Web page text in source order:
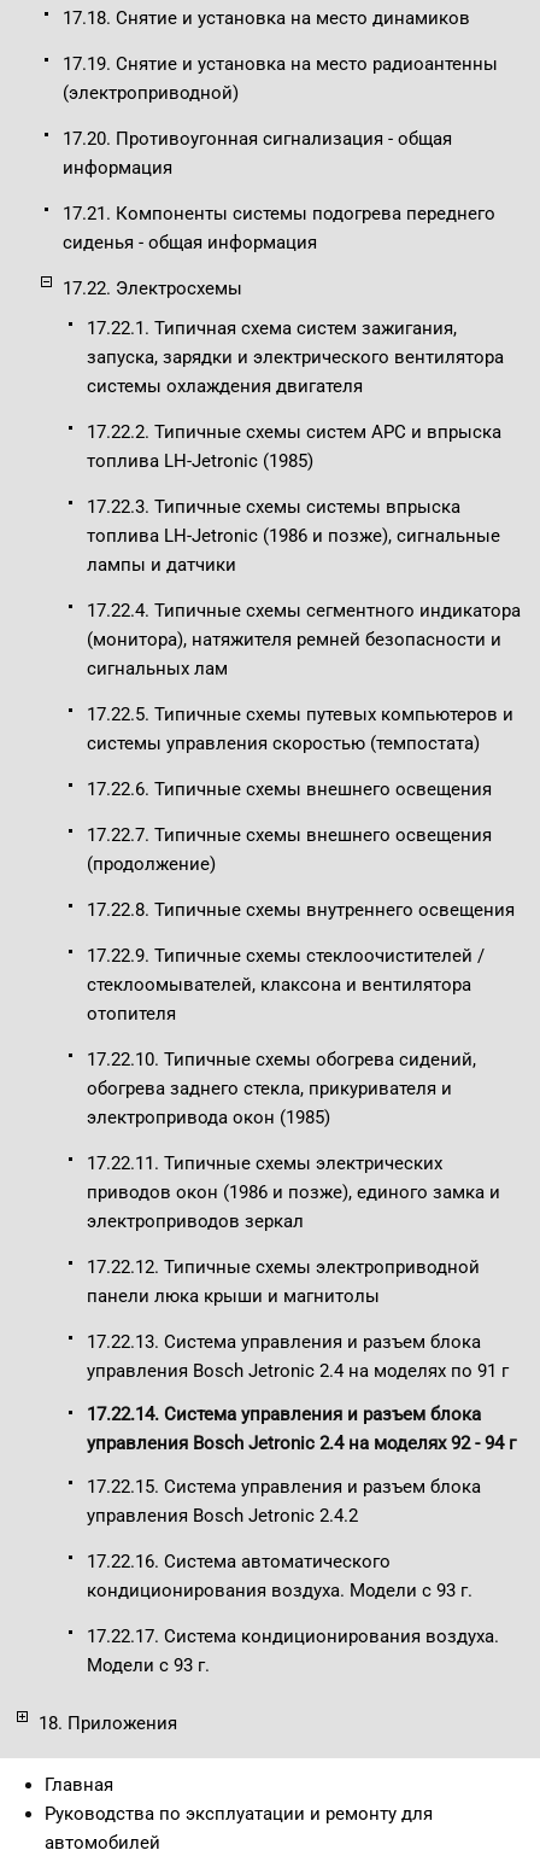
17.18. Снятие и установка на место динамиков
17.19. Снятие и установка на место радиоантенны
(электроприводной)
17.20. Противоугонная сигнализация - общая
информация
17.21. Компоненты системы подогрева переднего
сиденья - общая информация
17.22. Электросхемы
17.22.1. Типичная схема систем зажигания,
запуска, зарядки и электрического вентилятора
системы охлаждения двигателя
17.22.2. Типичные схемы систем APC и впрыска
топлива LH-Jetronic (1985)
17.22.3. Типичные схемы системы впрыска
топлива LH-Jetronic (1986 и позже), сигнальные
лампы и датчики
17.22.4. Типичные схемы сегментного индикатора
(монитора), натяжителя ремней безопасности и
сигнальных лам
17.22.5. Типичные схемы путевых компьютеров и
системы управления скоростью (темпостата)
17.22.6. Типичные схемы внешнего освещения
17.22.7. Типичные схемы внешнего освещения
(продолжение)
17.22.8. Типичные схемы внутреннего освещения
17.22.9. Типичные схемы стеклоочистителей /
стеклоомывателей, клаксона и вентилятора
отопителя
17.22.10. Типичные схемы обогрева сидений,
обогрева заднего стекла, прикуривателя и
электропривода окон (1985)
17.22.11. Типичные схемы электрических
приводов окон (1986 и позже), единого замка и
электроприводов зеркал
17.22.12. Типичные схемы электроприводной
панели люка крыши и магнитолы
17.22.13. Система управления и разъем блока
управления Bosch Jetronic 2.4 на моделях по 91 г
17.22.14. Система управления и разъем блока
управления Bosch Jetronic 2.4 на моделях 92 - 94 г
17.22.15. Система управления и разъем блока
управления Bosch Jetronic 2.4.2
17.22.16. Система автоматического
кондиционирования воздуха. Модели с 93 г.
17.22.17. Система кондиционирования воздуха.
Модели с 93 г.
18. Приложения
Главная
Руководства по эксплуатации и ремонту для
автомобилей